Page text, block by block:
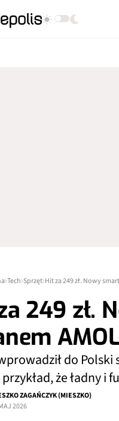
Tech Sprzęt Hit za 249 zł. Nowy
249 zł.
do
że ładny i
ZAGAŃCZYK (MIESZKO)
2026